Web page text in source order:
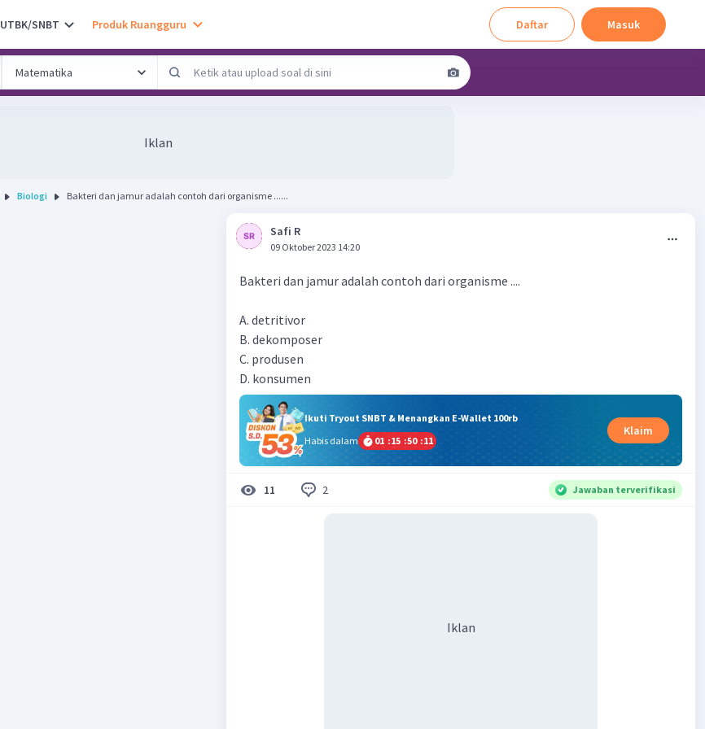
UTBK/SNBT Produk Ruangguru Daftar Masuk
Iklan
Biologi Bakteri dan jamur adalah contoh dari organisme ......
Safi R
09 Oktober 2023 14:20
Bakteri dan jamur adalah contoh dari organisme ....
A. detritivor
B. dekomposer
C. produsen
D. konsumen
Ikuti Tryout SNBT & Menangkan E-Wallet 100rb
Habis dalam
01 :15 :50 :10
Klaim
11 2 Jawaban terverifikasi
Iklan